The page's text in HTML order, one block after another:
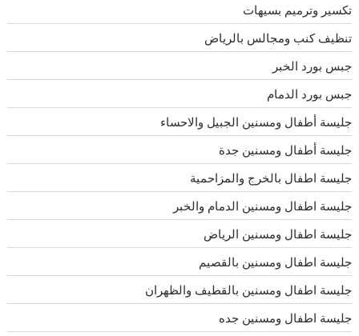
تكسير وترميم بسيهات
تنظيف كنب ومجالس بالرياض
جبس بورد الخبر
جبس بورد الدمام
جليسة أطفال ومسنين الجبيل والاحساء
جليسة أطفال ومسنين جدة
جليسة اطفال بالخرج والمزاحمية
جليسة اطفال ومسنين الدمام والخبر
جليسة اطفال ومسنين الرياض
جليسة اطفال ومسنين بالقصيم
جليسة اطفال ومسنين بالقطيف والظهران
جليسة اطفال ومسنين جده